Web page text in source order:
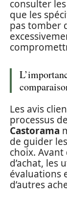
consulter
que les
pas tomber
Les avis
processus
Castorama
de guider
choix.
d’achat, les
évaluations
d’autres